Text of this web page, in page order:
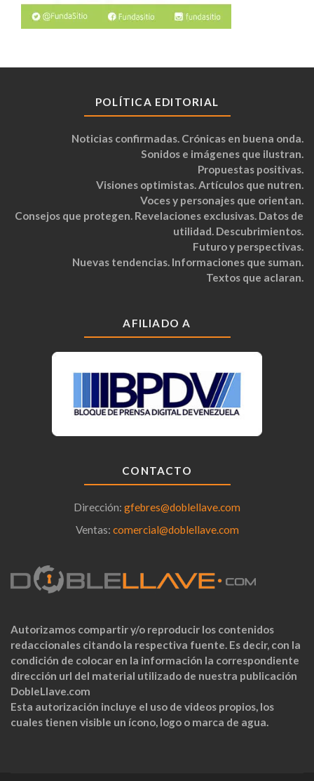
POLÍTICA EDITORIAL
Noticias confirmadas. Crónicas en buena onda.
Sonidos e imágenes que ilustran.
Propuestas positivas.
Visiones optimistas. Artículos que nutren.
Voces y personajes que orientan.
Consejos que protegen. Revelaciones exclusivas. Datos de
utilidad. Descubrimientos.
Futuro y perspectivas.
Nuevas tendencias. Informaciones que suman.
Textos que aclaran.
AFILIADO A
CONTACTO
Dirección: gfebres@doblellave.com
Ventas: comercial@doblellave.com
Autorizamos compartir y/o reproducir los contenidos
redaccionales citando la respectiva fuente. Es decir, con la
condición de colocar en la información la correspondiente
dirección url del material utilizado de nuestra publicación
DobleLlave.com
Esta autorización incluye el uso de videos propios, los
cuales tienen visible un ícono, logo o marca de agua.